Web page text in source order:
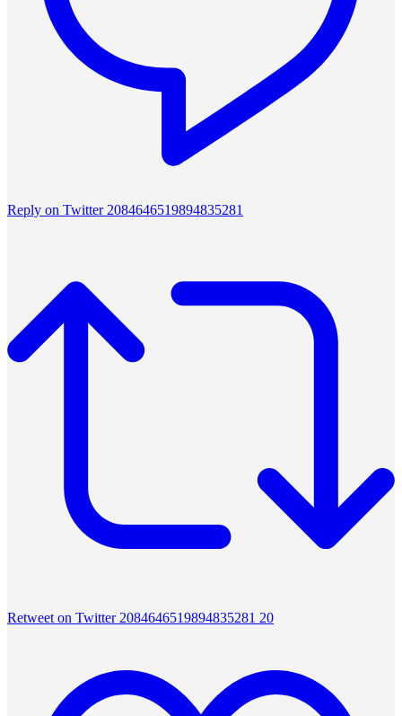
Reply on Twitter 2084646519894835281
Retweet on Twitter 2084646519894835281 20